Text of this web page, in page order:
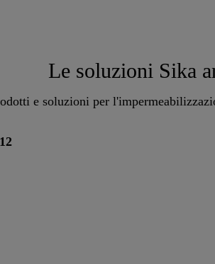
Le soluzioni Sika
e soluzioni per